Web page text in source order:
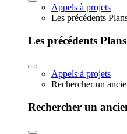
Appels à projets
Les précédents
Les précédents
Appels à projets
Rechercher un
Rechercher un